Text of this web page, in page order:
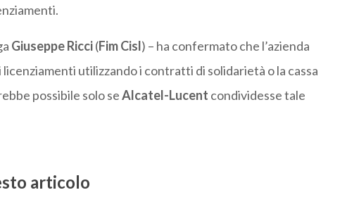
Giuseppe Ricci(Fim Cisl) – ha confermato che l’azienda
utilizzando i contratti di solidarietà o la cassa
possibile solo seAlcatel-Lucent condividesse tale
articolo